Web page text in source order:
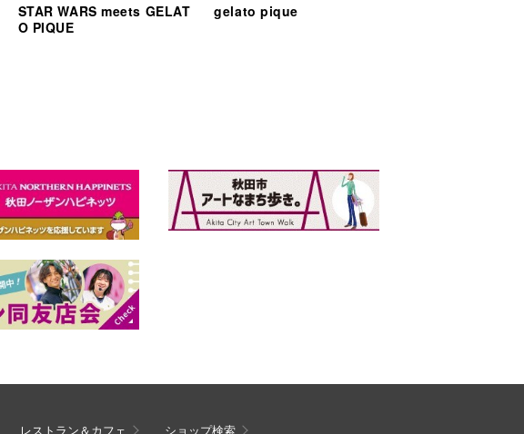
STAR WARS meets GELAT
O PIQUE
gelato pique
レストラン＆カフェ ショップ検索